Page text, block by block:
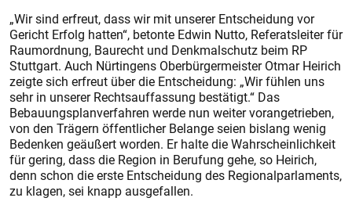
„Wir sind erfreut, dass wir mit unserer Entscheidung vor
Gericht Erfolg hatten“, betonte Edwin Nutto, Referatsleiter für
Raumordnung, Baurecht und Denkmalschutz beim RP
Stuttgart. Auch Nürtingens Oberbürgermeister Otmar Heirich
zeigte sich erfreut über die Entscheidung: „Wir fühlen uns
sehr in unserer Rechtsauffassung bestätigt.“ Das
Bebauungsplanverfahren werde nun weiter vorangetrieben,
von den Trägern öffentlicher Belange seien bislang wenig
Bedenken geäußert worden. Er halte die Wahrscheinlichkeit
für gering, dass die Region in Berufung gehe, so Heirich,
denn schon die erste Entscheidung des Regionalparlaments,
zu klagen, sei knapp ausgefallen.